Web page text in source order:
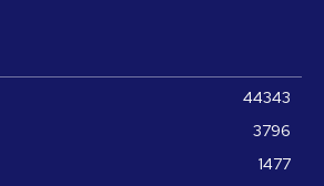
44343
3796
1477